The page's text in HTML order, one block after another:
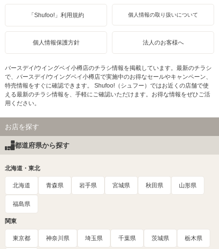
「Shufoo!」利用規約 個人情報の取り扱いについて
個人情報保護方針 法人のお客様へ
バースデイ/ウイングベイ小樽店のチラシ情報を掲載しています。最新のチラシ
で、バースデイ/ウイングベイ小樽店で実施中のお得なセールやキャンペーン、
特売情報をすぐに確認できます。 Shufoo!（シュフー）ではお近くの店舗で使
える最新のチラシ情報を、手軽にご確認いただけます。お得な情報をぜひご活
用ください。
お店を探す
都道府県から探す
北海道・東北
北海道 青森県 岩手県 宮城県 秋田県 山形県
福島県
関東
東京都 神奈川県 埼玉県 千葉県 茨城県 栃木県